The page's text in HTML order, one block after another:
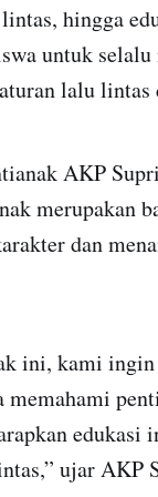
hingga
untuk
lalu lintas
AKP
merupakan
dan
ini, kami
memahami
edukasi
ujar AKP